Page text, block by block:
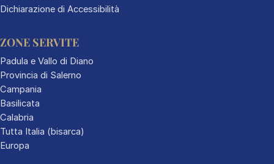
Dichiarazione di Accessibilità
ZONE SERVITE
Padula e Vallo di Diano
Provincia di Salerno
Campania
Basilicata
Calabria
Tutta Italia (bisarca)
Europa